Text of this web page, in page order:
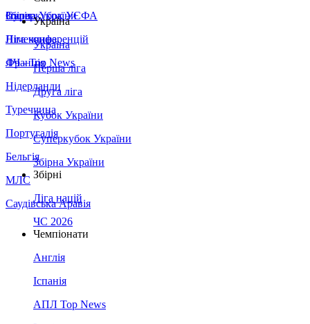
Збірна України
Італія
Німеччина
Франція
Нідерланди
Туреччина
Португалія
Бельгія
МЛС
Саудівська Аравія
Суперкубок УЄФА
Ліга конференцій
ЛЧ - Top News
Україна
Україна
Перша ліга
Друга ліга
Кубок України
Суперкубок України
Збірна України
Збірні
Ліга націй
ЧС 2026
Чемпіонати
Англія
Іспанія
АПЛ Top News